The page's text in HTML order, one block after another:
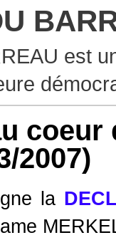
est
coeur
2007)
la